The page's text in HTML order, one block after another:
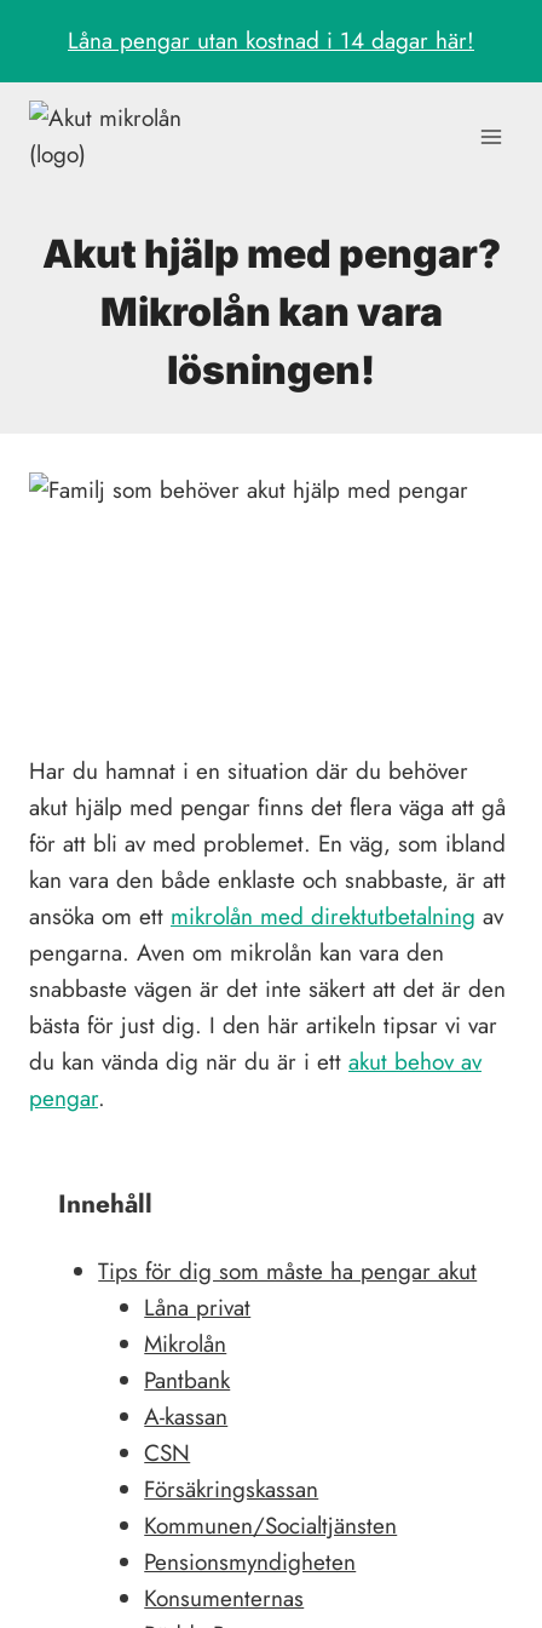
content
Låna pengar utan kostnad i 14 dagar här!
Akut hjälp med pengar?
Mikrolån kan vara
lösningen!
Har du hamnat i en situation där du behöver
akut hjälp med pengar finns det flera väga att gå
för att bli av med problemet. En väg, som ibland
kan vara den både enklaste och snabbaste, är att
ansöka om ett mikrolån med direktutbetalning av
pengarna. Aven om mikrolån kan vara den
snabbaste vägen är det inte säkert att det är den
bästa för just dig. I den här artikeln tipsar vi var
du kan vända dig när du är i ett akut behov av
pengar.
Innehåll
Tips för dig som måste ha pengar akut
Låna privat
Mikrolån
Pantbank
A-kassan
CSN
Försäkringskassan
Kommunen/Socialtjänsten
Pensionsmyndigheten
Konsumenternas